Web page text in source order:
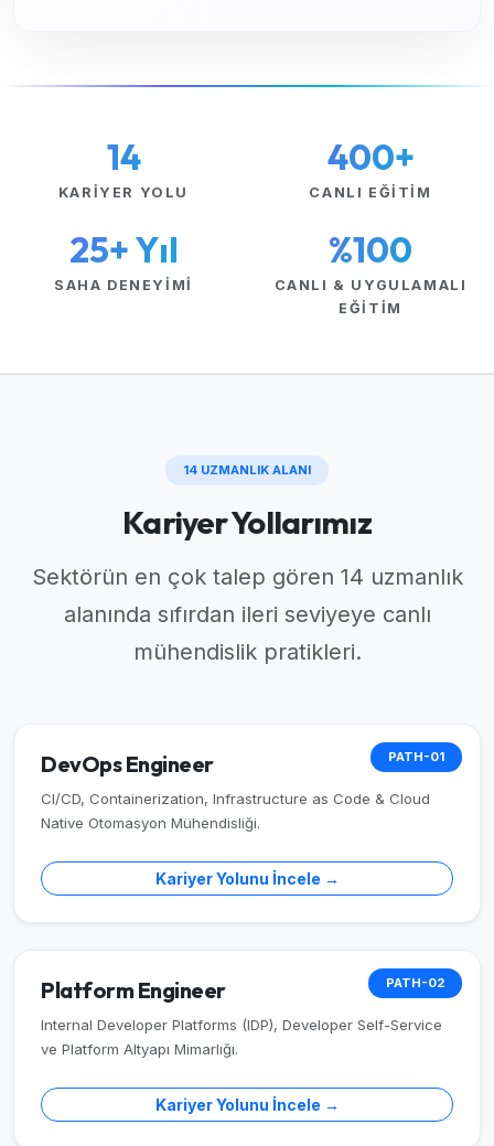
14
KARIYER YOLU
400+
CANLI EĞITIM
25+ Yıl
SAHA DENEYIMI
%100
CANLI & UYGULAMALI
EĞITIM
14 UZMANLIK ALANI
Kariyer Yollarımız
Sektörün en çok talep gören 14 uzmanlık
alanında sıfırdan ileri seviyeye canlı
mühendislik pratikleri.
PATH-01
DevOps Engineer
CI/CD, Containerization, Infrastructure as Code & Cloud
Native Otomasyon Mühendisliği.
Kariyer Yolunu İncele →
PATH-02
Platform Engineer
Internal Developer Platforms (IDP), Developer Self-Service
ve Platform Altyapı Mimarlığı.
Kariyer Yolunu İncele →